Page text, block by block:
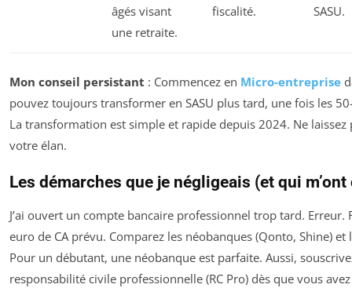
âgés visant
une retraite.
fiscalité.
SASU.
Mon conseil persistant : Commencez en Micro-entreprise
pouvez toujours transformer en SASU plus tard, une fois les
La transformation est simple et rapide depuis 2024. Ne
votre élan.
Les démarches que je négligeais (et qui
J’ai ouvert un compte bancaire professionnel trop tard. Erreur.
euro de CA prévu. Comparez les néobanques (Qonto, Shine)
Pour un débutant, une néobanque est parfaite. Aussi,
responsabilité civile professionnelle (RC Pro) dès que vous